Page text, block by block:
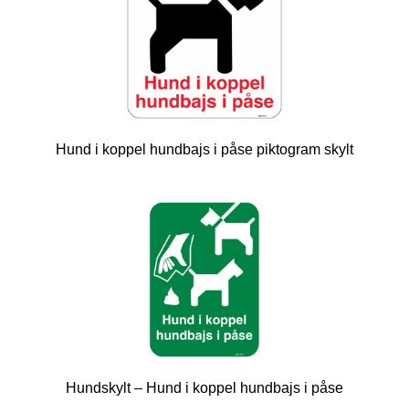
Hund i koppel hundbajs i påse piktogram skylt
Hundskylt – Hund i koppel hundbajs i påse